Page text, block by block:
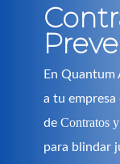
En Quantum
a tu
de Contratos
para blindar